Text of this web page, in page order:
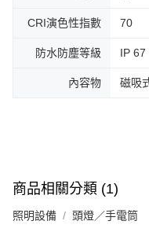
CRI演色性指數 70
防水防塵等級 IP 67
內容物 磁吸
商品相關分類 (1)
照明設備 頭燈／手電筒